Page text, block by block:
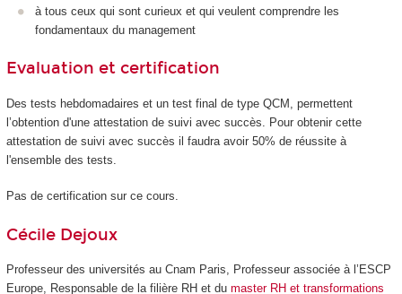
à tous ceux qui sont curieux et qui veulent comprendre les
fondamentaux du management
Evaluation et certification
Des tests hebdomadaires et un test final de type QCM, permettent
l’obtention d'une attestation de suivi avec succès. Pour obtenir cette
attestation de suivi avec succès il faudra avoir 50% de réussite à
l'ensemble des tests.
Pas de certification sur ce cours.
Cécile Dejoux
Professeur des universités au Cnam Paris, Professeur associée à l’ESCP
Europe, Responsable de la filière RH et du master RH et transformations